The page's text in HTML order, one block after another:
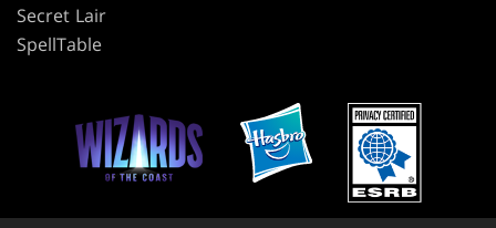
Secret Lair
SpellTable